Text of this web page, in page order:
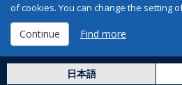
of cookies. You can change the setting
Continue Find more
日本語